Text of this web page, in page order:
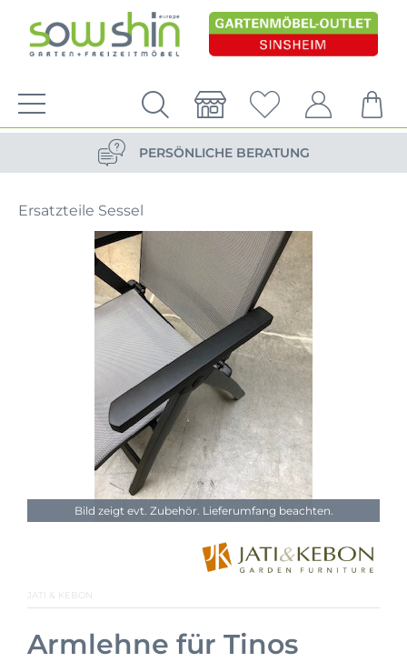
VERSANDKOSTENFREIE LIEFERUNG
PERSÖNLICHE BERATUNG
VERSANDKOSTENFREIE LIEFERUNG
PERSÖNLICHE BERATUNG
Ersatzteile Sessel
Bild zeigt evt. Zubehör. Lieferumfang beachten.
JATI & KEBON
Armlehne für Tinos